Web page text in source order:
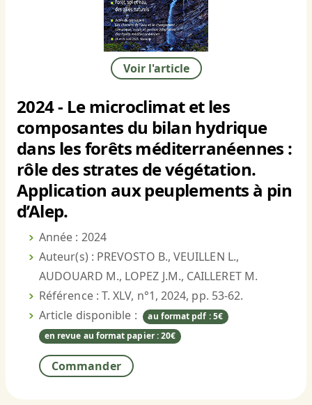
Voir l'article
2024 - Le microclimat et les
composantes du bilan hydrique
dans les forêts méditerranéennes :
rôle des strates de végétation.
Application aux peuplements à pin
d’Alep.
Année : 2024
Auteur(s) : PREVOSTO B., VEUILLEN L.,
AUDOUARD M., LOPEZ J.M., CAILLERET M.
Référence : T. XLV, n°1, 2024, pp. 53-62.
Article disponible :
au format pdf : 5€
en revue au format papier : 20€
Commander